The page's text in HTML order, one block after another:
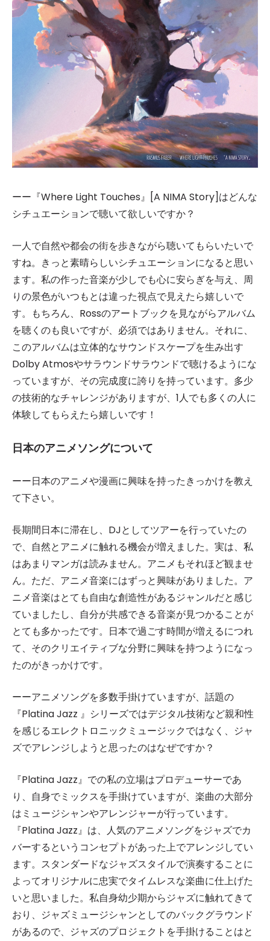
ーー『Where Light Touches』[A NIMA Story]はどんな
シチュエーションで聴いて欲しいですか？
一人で自然や都会の街を歩きながら聴いてもらいたいで
すね。きっと素晴らしいシチュエーションになると思い
ます。私の作った音楽が少しでも心に安らぎを与え、周
りの景色がいつもとは違った視点で見えたら嬉しいで
す。もちろん、Rossのアートブックを見ながらアルバム
を聴くのも良いですが、必須ではありません。それに、
このアルバムは立体的なサウンドスケープを生み出す
Dolby Atmosやサラウンドサラウンドで聴けるようにな
っていますが、その完成度に誇りを持っています。多少
の技術的なチャレンジがありますが、1人でも多くの人に
体験してもらえたら嬉しいです！
日本のアニメソングについて
ーー日本のアニメや漫画に興味を持ったきっかけを教え
て下さい。
長期間日本に滞在し、DJとしてツアーを行っていたの
で、自然とアニメに触れる機会が増えました。実は、私
はあまりマンガは読みません。アニメもそれほど観ませ
ん。ただ、アニメ音楽にはずっと興味がありました。ア
ニメ音楽はとても自由な創造性があるジャンルだと感じ
ていましたし、自分が共感できる音楽が見つかることが
とても多かったです。日本で過ごす時間が増えるにつれ
て、そのクリエイティブな分野に興味を持つようになっ
たのがきっかけです。
ーーアニメソングを多数手掛けていますが、話題の
『Platina Jazz 』シリーズではデジタル技術など親和性
を感じるエレクトロニックミュージックではなく、ジャ
ズでアレンジしようと思ったのはなぜですか？
『Platina Jazz』での私の立場はプロデューサーであ
り、自身でミックスを手掛けていますが、楽曲の大部分
はミュージシャンやアレンジャーが行っています。
『Platina Jazz』は、人気のアニメソングをジャズでカ
バーするというコンセプトがあった上でアレンジしてい
ます。スタンダードなジャズスタイルで演奏することに
よってオリジナルに忠実でタイムレスな楽曲に仕上げた
いと思いました。私自身幼少期からジャズに触れてきて
おり、ジャズミュージシャンとしてのバックグラウンド
があるので、ジャズのプロジェクトを手掛けることはと